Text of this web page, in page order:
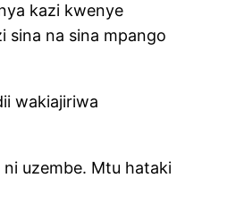
kazi kwenye
sina na sina mpango
wakiajiriwa
uzembe. Mtu hataki